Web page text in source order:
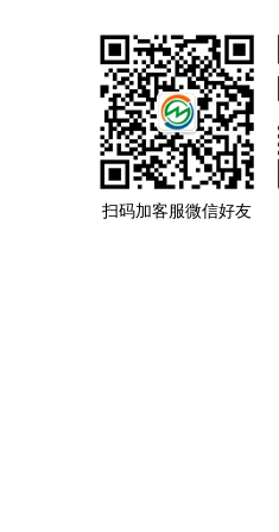
扫码加客服微信好友